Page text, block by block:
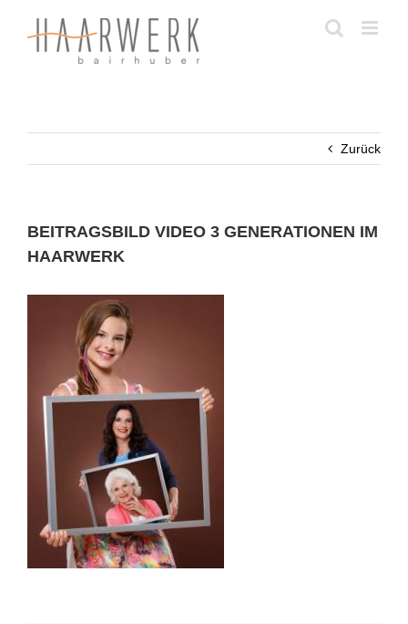
Zurück
BEITRAGSBILD VIDEO 3 GENERATIONEN IM
HAARWERK